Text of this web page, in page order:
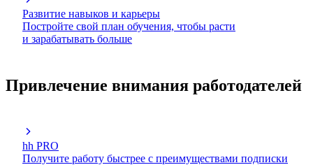
Развитие навыков и карьеры
Постройте свой план обучения, чтобы расти
и зарабатывать больше
Привлечение внимания работодателей
hh PRO
Получите работу быстрее с преимуществами подписки